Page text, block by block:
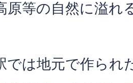
原等の自然に溢れ
では地元で作られ